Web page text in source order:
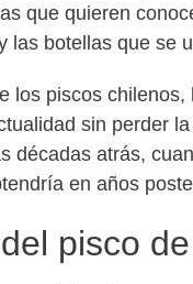
que quieren
las botellas que se
los piscos
sin perder
décadas atrás,
en años
pisco